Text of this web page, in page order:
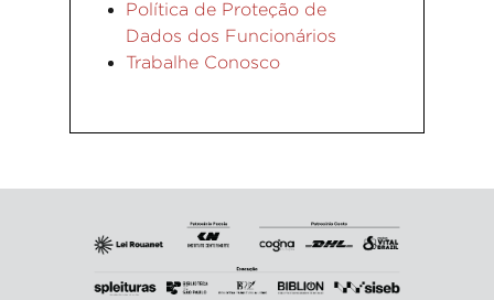
Política de Proteção de
Dados dos Funcionários
Trabalhe Conosco